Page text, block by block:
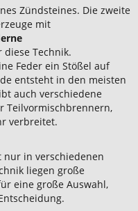
Zündsteines. Die zweite
mit
Technik.
Feder ein Stößel auf
entsteht in den meisten
auch verschiedene
Teilvormischbrennern,
verbreitet.
nur in verschiedenen
liegen große
eine große Auswahl,